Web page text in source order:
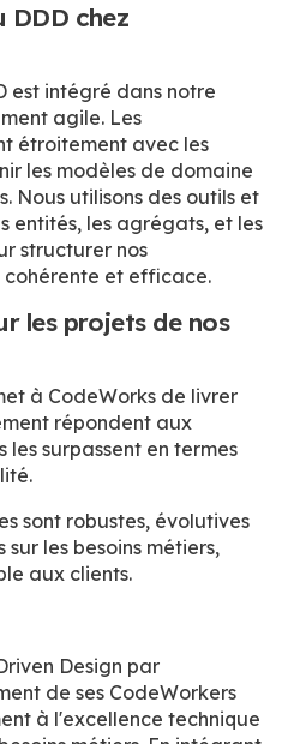
DDD chez
est intégré dans notre
agile. Les
étroitement avec les
les modèles de domaine
Nous utilisons des outils et
entités, les agrégats, et les
structurer nos
et efficace.
les projets de nos
à CodeWorks de livrer
répondent aux
les surpassent en termes
sont robustes, évolutives
les besoins métiers,
aux clients.
Design par
de ses CodeWorkers
à l'excellence technique